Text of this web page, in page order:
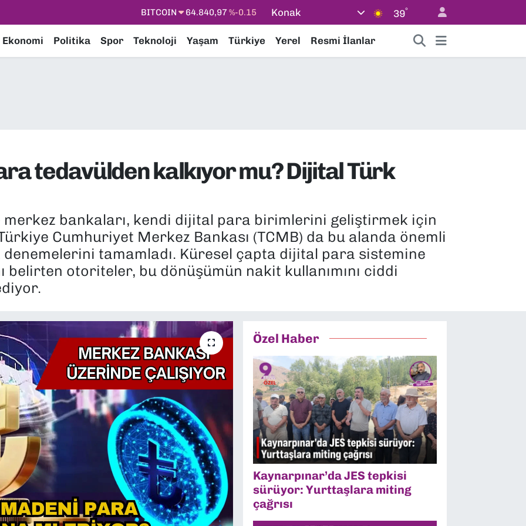
DOLAR 47,7436%0.18
STERLİN
64,4811%0.38
Konak 39°
Ekonomi Politika Spor Teknoloji Yaşam Türkiye Yerel Resmi İlanlar
tedavülden kalkıyor mu? Dijital Türk
merkez bankaları, kendi dijital para birimlerini geliştirmek için
Cumhuriyet Merkez Bankası (TCMB) da bu alanda önemli
tamamladı. Küresel çapta dijital para sistemine
belirten otoriteler, bu dönüşümün nakit kullanımını ciddi
Özel Haber
Kaynarpınar’da JES tepkisi
sürüyor: Yurttaşlara miting
çağrısı